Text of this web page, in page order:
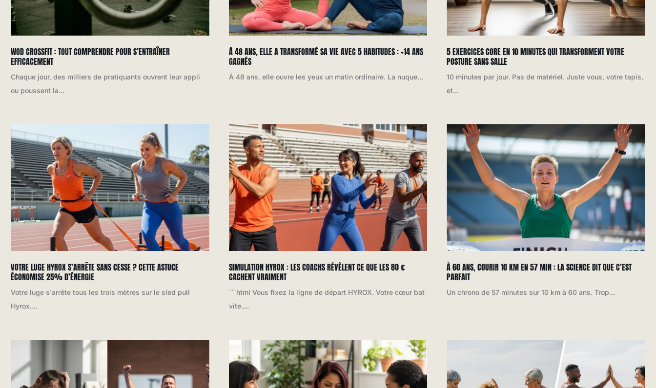
WOD CROSSFIT : TOUT COMPRENDRE POUR S’ENTRAÎNER
EFFICACEMENT
Chaque jour, des milliers de pratiquants ouvrent leur appli
ou poussent la...
À 48 ANS, ELLE A TRANSFORMÉ SA VIE AVEC 5 HABITUDES : +14 ANS
GAGNÉS
À 48 ans, elle ouvre les yeux un matin ordinaire. La nuque...
5 EXERCICES CORE EN 10 MINUTES QUI TRANSFORMENT VOTRE
POSTURE SANS SALLE
10 minutes par jour. Pas de matériel. Juste vous, votre tapis,
et...
VOTRE LUGE HYROX S’ARRÊTE SANS CESSE ? CETTE ASTUCE
ÉCONOMISE 25% D’ÉNERGIE
Votre luge s'arrête tous les trois mètres sur le sled pull
Hyrox....
SIMULATION HYROX : LES COACHS RÉVÈLENT CE QUE LES 80 €
CACHENT VRAIMENT
```html Vous fixez la ligne de départ HYROX. Votre cœur bat
vite....
À 60 ANS, COURIR 10 KM EN 57 MIN : LA SCIENCE DIT QUE C’EST
PARFAIT
Un chrono de 57 minutes sur 10 km à 60 ans. Trop...